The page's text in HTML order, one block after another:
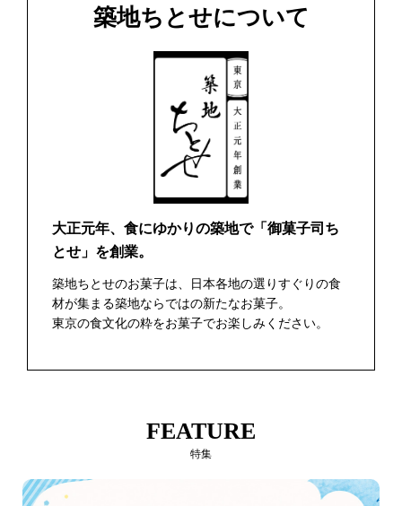
築地ちとせについて
大正元年、食にゆかりの築地で「御菓子司ち
とせ」を創業。
築地ちとせのお菓子は、日本各地の選りすぐりの食
材が集まる築地ならではの新たなお菓子。
東京の食文化の粋をお菓子でお楽しみください。
FEATURE
特集